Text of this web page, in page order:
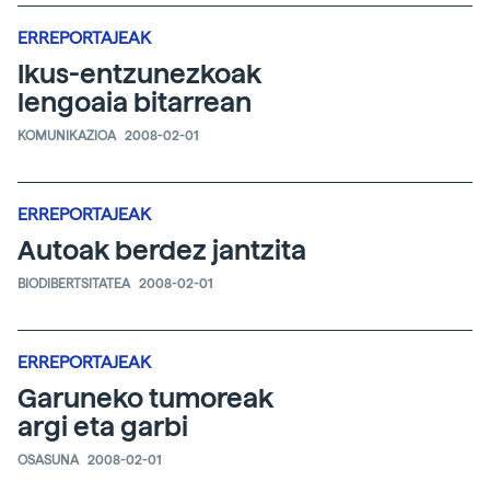
ERREPORTAJEAK
Ikus-entzunezkoak
lengoaia bitarrean
KOMUNIKAZIOA 2008-02-01
ERREPORTAJEAK
Autoak berdez jantzita
BIODIBERTSITATEA 2008-02-01
ERREPORTAJEAK
Garuneko tumoreak
argi eta garbi
OSASUNA 2008-02-01